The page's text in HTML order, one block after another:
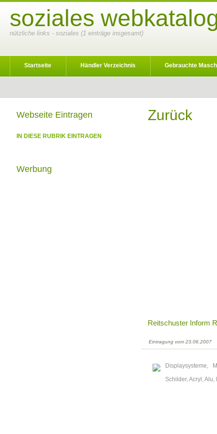
soziales
nützliche links - soziales (1 einträge insgesamt)
Startseite Händler Verzeichnis Gebrauchte
Zurück
Reitschuster Inform
Eintragung vom 23.06.2007
Displaysysteme,
Schilder, Acryl,
Webseite Eintragen
IN DIESE RUBRIK EINTRAGEN
Werbung